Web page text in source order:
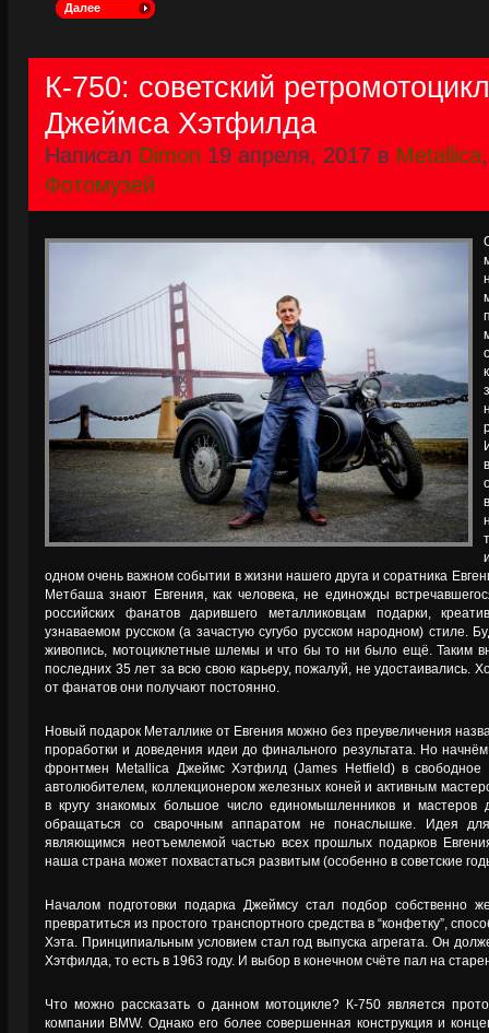
Далее
К-750: советский
Джеймса Хэтфилда
Написал Dimon 19 апреля, 2017 в Metallica
Фотомузей
одном очень важном событии в жизни нашего друга и соратника
Метбаша знают Евгения, как человека, не единожды
российских фанатов дарившего металликовцам подарки,
узнаваемом русском (а зачастую сугубо русском народном) стиле.
живопись, мотоциклетные шлемы и что бы то ни было ещё. Таким
последних 35 лет за всю свою карьеру, пожалуй, не удостаивались.
от фанатов они получают постоянно.
Новый подарок Металлике от Евгения можно без преувеличения
проработки и доведения идеи до финального результата. Но
фронтмен Metallica Джеймс Хэтфилд (James Hetfield) в
автолюбителем, коллекционером железных коней и активным
в кругу знакомых большое число единомышленников и мастеров
обращаться со сварочным аппаратом не понаслышке. Идея
являющимся неотъемлемой частью всех прошлых подарков
наша страна может похвастаться развитым (особенно в советские
Началом подготовки подарка Джеймсу стал подбор собственно
превратиться из простого транспортного средства в “конфетку”,
Хэта. Принципиальным условием стал год выпуска агрегата. Он
Хэтфилда, то есть в 1963 году. И выбор в конечном счёте пал на
Что можно рассказать о данном мотоцикле? К-750 является
компании BMW. Однако его более совершенная конструкция и